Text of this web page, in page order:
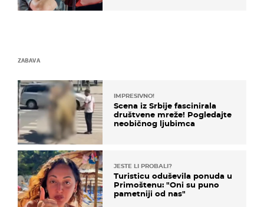
ZABAVA
IMPRESIVNO!
Scena iz Srbije fascinirala
društvene mreže! Pogledajte
neobičnog ljubimca
JESTE LI PROBALI?
Turisticu oduševila ponuda u
Primoštenu: "Oni su puno
pametniji od nas"